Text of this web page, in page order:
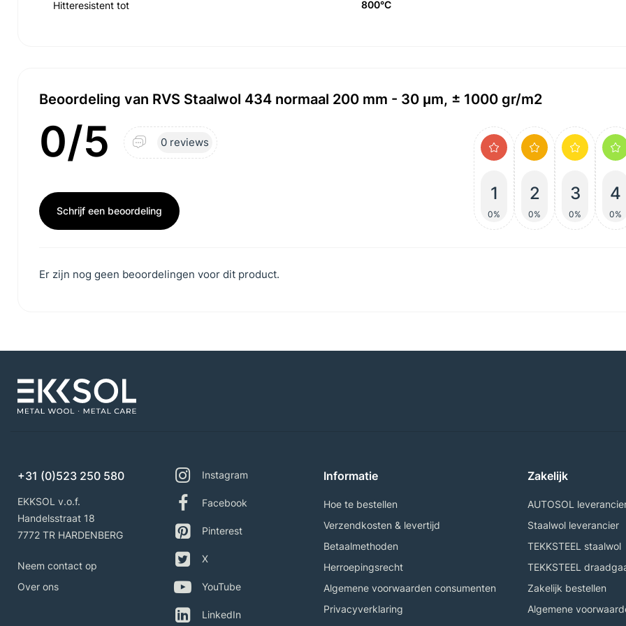
Hitteresistent tot 800°C
Beoordeling van RVS Staalwol 434 normaal 200 mm - 30 μm, ± 1000 gr/m2
0/5 0 reviews
Schrijf een beoordeling
1
0%
2
0%
3
0%
4
0%
Er zijn nog geen beoordelingen voor dit product.
+31 (0)523 250 580
EKKSOL v.o.f.
Handelsstraat 18
7772 TR HARDENBERG
Neem contact op
Over ons
Instagram
Facebook
Pinterest
X
YouTube
LinkedIn
Informatie
Hoe te bestellen
Verzendkosten & levertijd
Betaalmethoden
Herroepingsrecht
Algemene voorwaarden consumenten
Privacyverklaring
Zakelijk
AUTOSOL
Staalwol leverancier
TEKKSTEEL staalwol
TEKKSTEEL
Zakelijk bestellen
Algemene